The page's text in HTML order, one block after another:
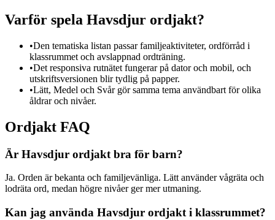
Varför spela Havsdjur ordjakt?
•Den tematiska listan passar familjeaktiviteter, ordförråd i
klassrummet och avslappnad ordträning.
•Det responsiva rutnätet fungerar på dator och mobil, och
utskriftsversionen blir tydlig på papper.
•Lätt, Medel och Svår gör samma tema användbart för olika
åldrar och nivåer.
Ordjakt FAQ
Är Havsdjur ordjakt bra för barn?
Ja. Orden är bekanta och familjevänliga. Lätt använder vågräta och
lodräta ord, medan högre nivåer ger mer utmaning.
Kan jag använda Havsdjur ordjakt i klassrummet?